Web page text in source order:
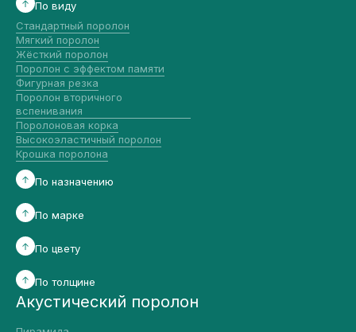
По виду
Стандартный поролон
Мягкий поролон
Жёсткий поролон
Поролон с эффектом памяти
Фигурная резка
Поролон вторичного
вспенивания
Поролоновая корка
Высокоэластичный поролон
Крошка поролона
По назначению
По марке
По цвету
По толщине
Акустический поролон